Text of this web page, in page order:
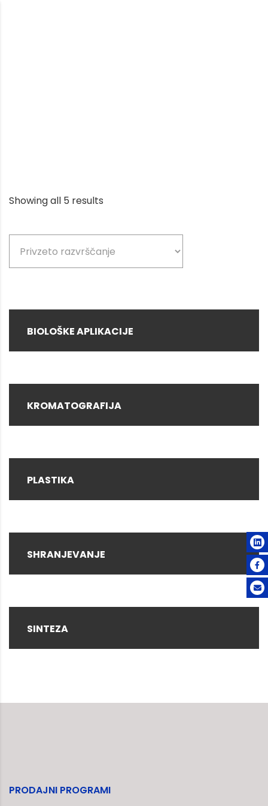
Showing all 5 results
BIOLOŠKE APLIKACIJE
KROMATOGRAFIJA
PLASTIKA
SHRANJEVANJE
SINTEZA
PRODAJNI PROGRAMI